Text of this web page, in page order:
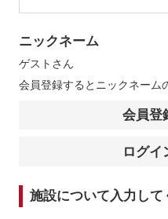
ニックネーム
ゲスト さん
会員登録するとニックネーム
会員登
ログイ
施設について入力して